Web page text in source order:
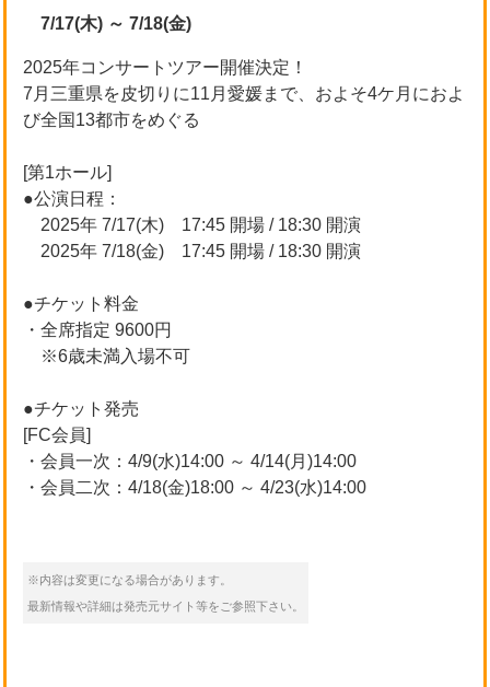
7/17(木) ～ 7/18(金)
2025年コンサートツアー開催決定！
7月三重県を皮切りに11月愛媛まで、およそ4ケ月におよ
び全国13都市をめぐる
[第1ホール]
●公演日程：
2025年 7/17(木) 17:45 開場 / 18:30 開演
2025年 7/18(金) 17:45 開場 / 18:30 開演
●チケット料金
・全席指定 9600円
※6歳未満入場不可
●チケット発売
[FC会員]
・会員一次：4/9(水)14:00 ～ 4/14(月)14:00
・会員二次：4/18(金)18:00 ～ 4/23(水)14:00
※内容は変更になる場合があります。
最新情報や詳細は発売元サイト等をご参照下さい。